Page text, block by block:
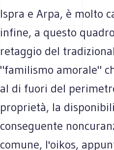
Ispra e Arpa, è molto
infine, a questo
retaggio del
"familismo amorale"
al di fuori del
proprietà, la
conseguente
comune, l'oikos,